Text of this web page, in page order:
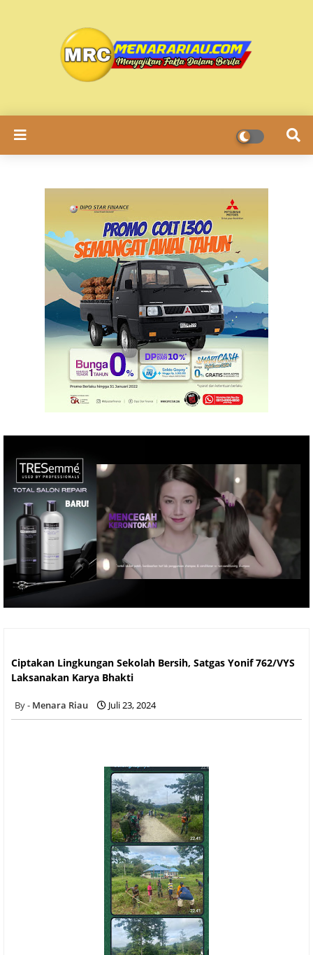
Ciptakan Lingkungan Sekolah Bersih, Satgas Yonif 762/VYS
Laksanakan Karya Bhakti
Menara Riau Juli 23, 2024